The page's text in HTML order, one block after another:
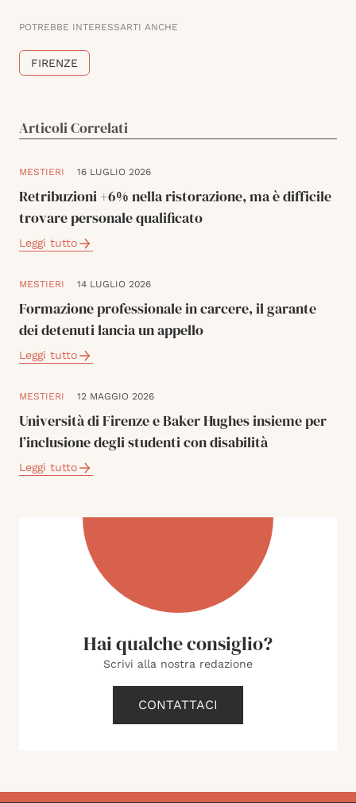
POTREBBE INTERESSARTI ANCHE
FIRENZE
Articoli Correlati
MESTIERI 16 LUGLIO 2026
Retribuzioni +6% nella ristorazione, ma è difficile
trovare personale qualificato
Leggi tutto
MESTIERI 14 LUGLIO 2026
Formazione professionale in carcere, il garante
dei detenuti lancia un appello
Leggi tutto
MESTIERI 12 MAGGIO 2026
Università di Firenze e Baker Hughes insieme per
l’inclusione degli studenti con disabilità
Leggi tutto
Hai qualche consiglio?
Scrivi alla nostra redazione
CONTATTACI